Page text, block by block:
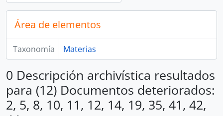
Área de elementos
Taxonomía Materias
0 Descripción archivística resultados
para (12) Documentos deteriorados:
2, 5, 8, 10, 11, 12, 14, 19, 35, 41, 42,